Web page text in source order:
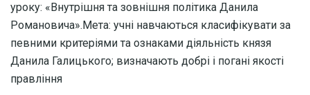
уроку: «Внутрішня та зовнішня політика Данила
Романовича».Мета: учні навчаються класифікувати за
певними критеріями та ознаками діяльність князя
Данила Галицького; визначають добрі і погані якості
правління